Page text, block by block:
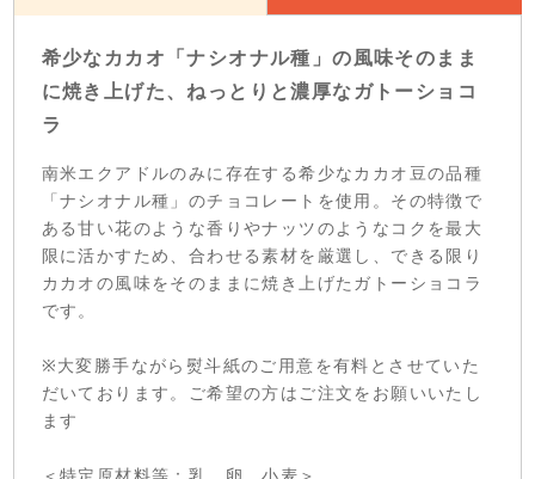
希少なカカオ「ナシオナル種」の風味そのまま
に焼き上げた、ねっとりと濃厚なガトーショコ
ラ
南米エクアドルのみに存在する希少なカカオ豆の品種
「ナシオナル種」のチョコレートを使用。その特徴で
ある甘い花のような香りやナッツのようなコクを最大
限に活かすため、合わせる素材を厳選し、できる限り
カカオの風味をそのままに焼き上げたガトーショコラ
です。
※大変勝手ながら熨斗紙のご用意を有料とさせていた
だいております。ご希望の方はご注文をお願いいたし
ます